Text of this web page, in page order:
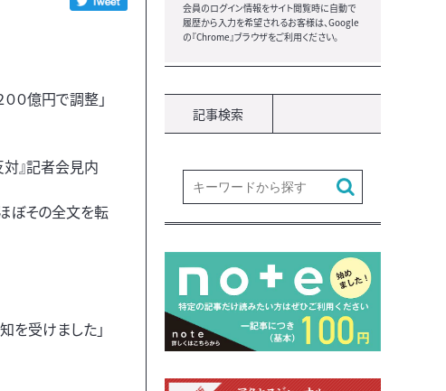
０億円で調整」
対』記者会見内
ぼその全文を転
を受けました」
会員のログイン情報をサイト閲覧時に自動で
履歴から入力を希望されるお客様は、Google
の『Chrome』ブラウザをご利用ください。
記事検索